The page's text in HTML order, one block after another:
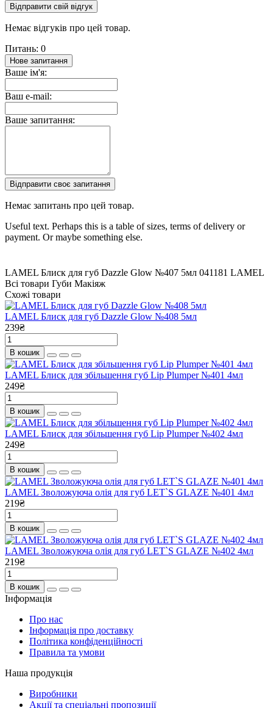
Відправити свій відгук
Немає відгуків про цей товар.
Питань: 0
Нове запитання
Ваше ім'я:
Ваш e-mail:
Ваше запитання:
Відправити своє запитання
Немає запитань про цей товар.
Useful text. Perhaps this is a table of sizes, terms of delivery or
payment. Or maybe something else.
LAMEL Блиск для губ Dazzle Glow №407 5мл 041181 LAMEL
Всі товари Губи Макіяж
Схожі товари
LAMEL Блиск для губ Dazzle Glow №408 5мл
239₴
В кошик
LAMEL Блиск для збільшення губ Lip Plumper №401 4мл
249₴
В кошик
LAMEL Блиск для збільшення губ Lip Plumper №402 4мл
249₴
В кошик
LAMEL Зволожуюча олія для губ LET`S GLAZE №401 4мл
219₴
В кошик
LAMEL Зволожуюча олія для губ LET`S GLAZE №402 4мл
219₴
В кошик
Інформація
Про нас
Інформація про доставку
Політика конфіденційності
Правила та умови
Наша продукція
Виробники
Акції та спеціальні пропозиції